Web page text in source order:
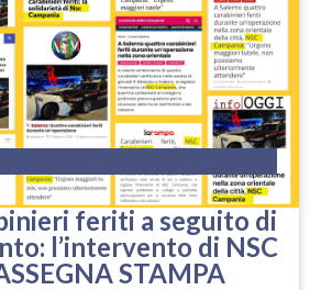
feriti a seguito di
l’intervento di NSC
STAMPA